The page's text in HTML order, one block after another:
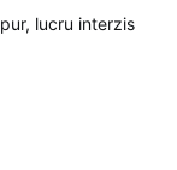
lucru interzis